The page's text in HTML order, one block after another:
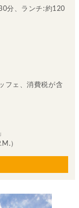
分、ランチ:約120
フェ、消費税が含
）